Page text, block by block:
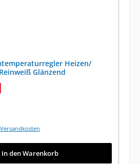
Heizen/
Glänzend
In den Warenkorb